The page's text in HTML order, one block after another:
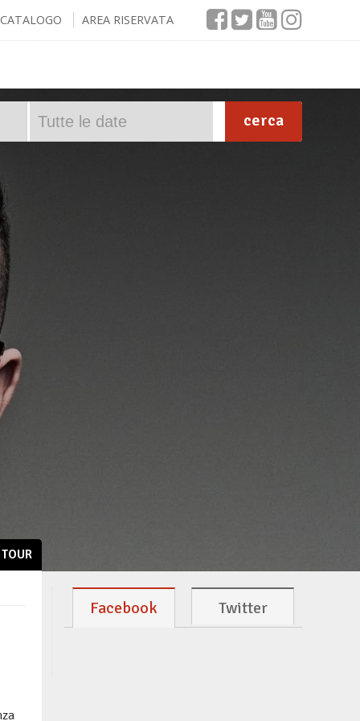
CATALOGO AREA RISERVATA
cerca
TOUR
Facebook Twitter